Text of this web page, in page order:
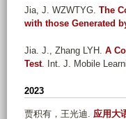
Jia, J. WZWTYG. The
with those Generated
Jia. J., Zhang LYH . A
Test. Int. J. Mobile
2023
贾积有，王光迪. 应用大